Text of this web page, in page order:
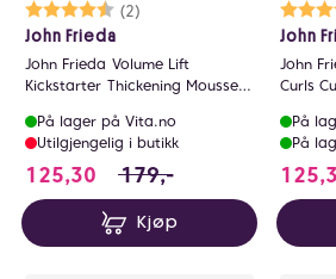
Karakter:
(2)
4.5 av 5 mulige
John Frieda
John Frieda Volume Lift
Kickstarter Thickening Mousse
På lager på Vita.no
Utilgjengelig i butikk
125,30 125.3 i stedet for 179
179,-
Kjøp
John
John
Curls
På
På